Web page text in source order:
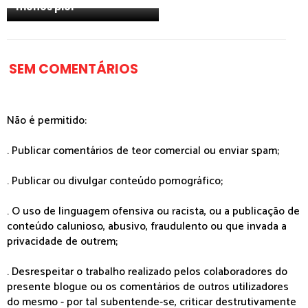
menos pior
SEM COMENTÁRIOS
Não é permitido:
. Publicar comentários de teor comercial ou enviar spam;
. Publicar ou divulgar conteúdo pornográfico;
. O uso de linguagem ofensiva ou racista, ou a publicação de
conteúdo calunioso, abusivo, fraudulento ou que invada a
privacidade de outrem;
. Desrespeitar o trabalho realizado pelos colaboradores do
presente blogue ou os comentários de outros utilizadores
do mesmo - por tal subentende-se, criticar destrutivamente